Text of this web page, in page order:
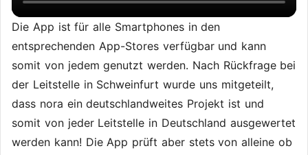
Die App ist für alle Smartphones in den
entsprechenden App-Stores verfügbar und kann
somit von jedem genutzt werden. Nach Rückfrage bei
der Leitstelle in Schweinfurt wurde uns mitgeteilt,
dass nora ein deutschlandweites Projekt ist und
somit von jeder Leitstelle in Deutschland ausgewertet
werden kann! Die App prüft aber stets von alleine ob